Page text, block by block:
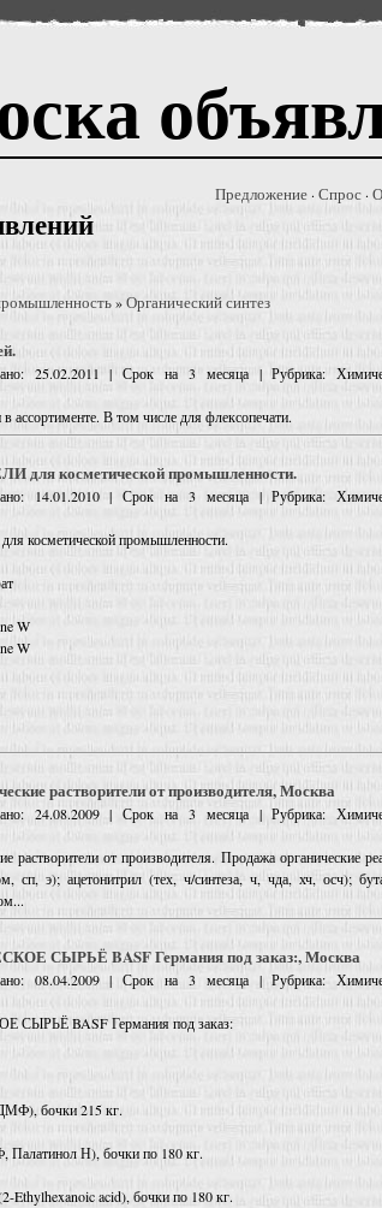
Предложение · Спрос ·
»Органический синтез
25.02.2011 | Срок на 3 месяца | Рубрика:
ассортименте. В том числе для флексопечати.
для косметической промышленности.
14.01.2010 | Срок на 3 месяца | Рубрика:
косметической промышленности.
W
W
растворители от производителя, Москва
24.08.2009 | Срок на 3 месяца | Рубрика:
растворители от производителя. Продажа органические
сп, э); ацетонитрил (тех, ч/синтеза, ч, чда, хч, осч);
СЫРЬЁ BASF Германия под заказ:, Москва
08.04.2009 | Срок на 3 месяца | Рубрика:
СЫРЬЁ BASF Германия под заказ:
бочки 215 кг.
Н), бочки по 180 кг.
Ethylhexanoic acid), бочки по 180 кг.